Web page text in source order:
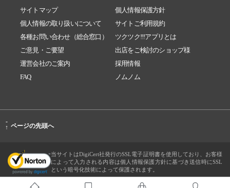
サイトマップ
個人情報保護方針
個人情報の取り扱いについて
サイトご利用規約
各種お問い合わせ（総合窓口）
ツクツク!!!アプリとは
ご意見・ご要望
出店をご検討のショップ様
運営会社のご案内
採用情報
FAQ
ノムノム
-
↑ ページの先頭へ
当サイトはDigiCert社発行のSSL電子証明書を使用しており、お客様
によって入力される内容は個人情報保護方針に基づき送信時にSSL
という暗号化技術によって保護されます。